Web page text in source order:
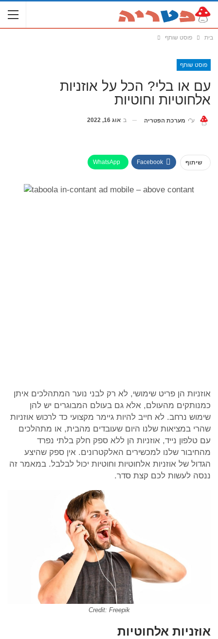
בית פוסט שותף
פוסט שותף
עם או בלי? הכל על אוזניות
אלחוטיות וחוטיות
ע"י מערכת הפטריה ב אוג 16, 2022
שיתוף Facebook
WhatsApp
אוזניות הן פריט שימושי, לא רק לבני נוער המתהלכים איתן
כמנותקים מהעולם, אלא גם בעולם המבוגרים יש להן
שימוש נרחב. לא חייב להיות גיימר מקצועי כד לרכוש אוזניות
שהרי במציאות שלנו היום שעובדים מהבית, או מתהלכים
עם טלפון נייד, אוזניות הן ללא ספק חלק בלתי נפרד
מהחיבור שלנו למכשירים האלקטרונים. אין ספק שהיצע
הגדול של אוזניות אלחוטיות וחוטיות יכול לבלבל. במאמר זה
ננסה לעשות לכם קצת סדר.
Credit: Freepik
אוזניות אלחוטיות